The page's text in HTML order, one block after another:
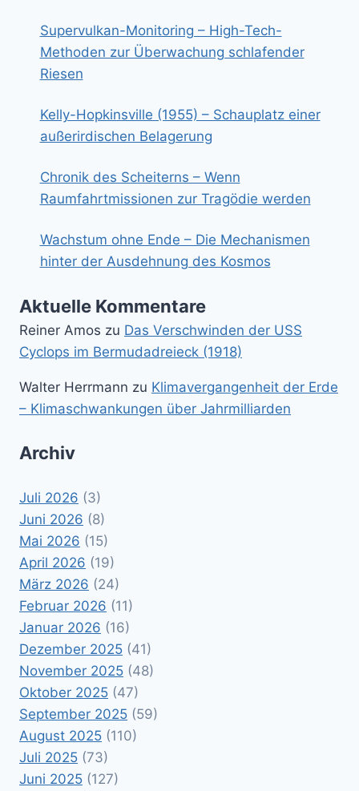
Supervulkan-Monitoring – High-Tech-
Methoden zur Überwachung schlafender
Riesen
Kelly-Hopkinsville (1955) – Schauplatz einer
außerirdischen Belagerung
Chronik des Scheiterns – Wenn
Raumfahrtmissionen zur Tragödie werden
Wachstum ohne Ende – Die Mechanismen
hinter der Ausdehnung des Kosmos
Aktuelle Kommentare
Reiner Amos zu Das Verschwinden der USS
Cyclops im Bermudadreieck (1918)
Walter Herrmann zu Klimavergangenheit der Erde
– Klimaschwankungen über Jahrmilliarden
Archiv
Juli 2026 (3)
Juni 2026 (8)
Mai 2026 (15)
April 2026 (19)
März 2026 (24)
Februar 2026 (11)
Januar 2026 (16)
Dezember 2025 (41)
November 2025 (48)
Oktober 2025 (47)
September 2025 (59)
August 2025 (110)
Juli 2025 (73)
Juni 2025 (127)